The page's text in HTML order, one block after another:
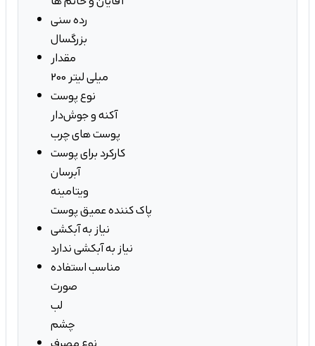
رده سنی
بزرگسال
مقدار
200 میلی لیتر
نوع پوست
آکنه و جوش‌دار
پوست های چرب
کارکرد برای پوست
آبرسان
ویتامینه
پاک کننده عمیق پوست
نیاز به آبکشی
نیاز به آبکشی ندارد
مناسب استفاده
صورت
لب
چشم